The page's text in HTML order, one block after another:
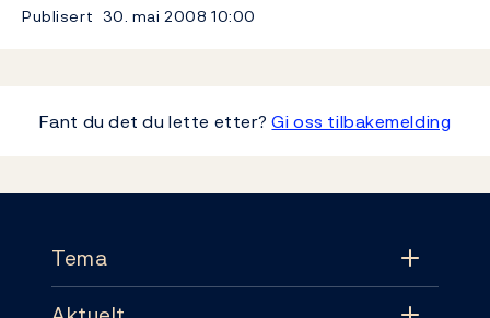
Publisert 30. mai 2008 10:00
Fant du det du lette etter?Gi oss tilbakemelding
Tema